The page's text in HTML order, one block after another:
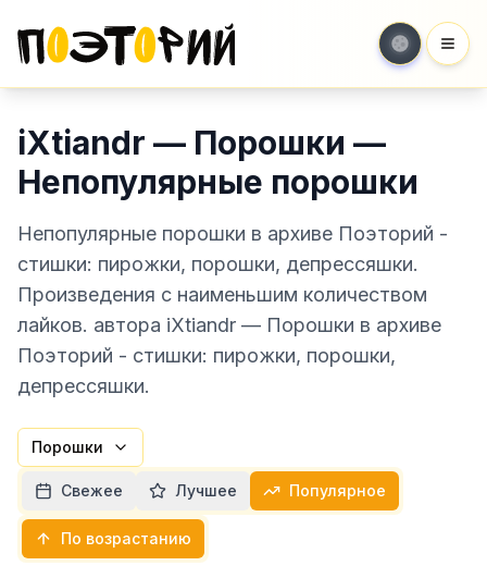
iXtiandr — Порошки —
Непопулярные порошки
Непопулярные порошки в архиве Поэторий -
стишки: пирожки, порошки, депрессяшки.
Произведения с наименьшим количеством
лайков. автора iXtiandr — Порошки в архиве
Поэторий - стишки: пирожки, порошки,
депрессяшки.
Порошки
Свежее Лучшее Популярное
По возрастанию